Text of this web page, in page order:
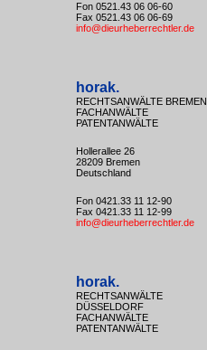
Fon 0521.43 06 06-60
Fax 0521.43 06 06-69
info@dieurheberrechtler.de
horak.
RECHTSANWÄLTE BREMEN
FACHANWÄLTE
PATENTANWÄLTE
Hollerallee 26
28209 Bremen
Deutschland
Fon 0421.33 11 12-90
Fax 0421.33 11 12-99
info@dieurheberrechtler.de
horak.
RECHTSANWÄLTE
DÜSSELDORF
FACHANWÄLTE
PATENTANWÄLTE